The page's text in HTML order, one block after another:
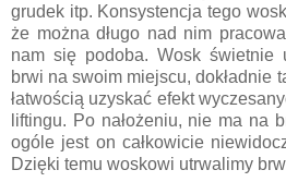
grudek itp. Konsystencja tego
że można długo nad nim
nam się podoba. Wosk świetnie
brwi na swoim miejscu, dokładnie
łatwością uzyskać efekt
liftingu. Po nałożeniu, nie ma na
ogóle jest on całkowicie
Dzięki temu woskowi utrwalimy